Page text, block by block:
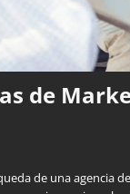
de
de una agencia